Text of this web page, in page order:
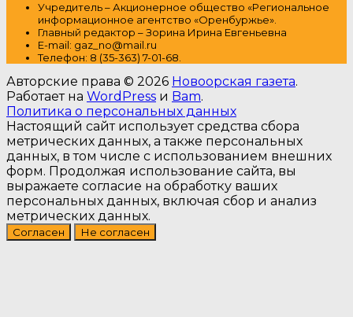
Учредитель – Акционерное общество «Региональное
информационное агентство «Оренбуржье».
Главный редактор – Зорина Ирина Евгеньевна
E-mail: gaz_no@mail.ru
Телефон: 8 (35-363) 7-01-68.
Авторские права © 2026 Новоорская газета.
Работает на WordPress и Bam.
Политика о персональных данных
Настоящий сайт использует средства сбора
метрических данных, а также персональных
данных, в том числе с использованием внешних
форм. Продолжая использование сайта, вы
выражаете согласие на обработку ваших
персональных данных, включая сбор и анализ
метрических данных.
Согласен Не согласен